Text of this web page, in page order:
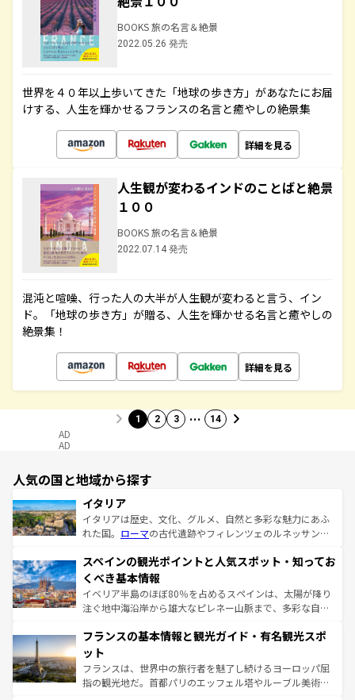
BOOKS 旅の名言＆絶景
2022.05.26 発売
世界を４０年以上歩いてきた「地球の歩き方」があなたにお届
けする、人生を輝かせるフランスの名言と癒やしの絶景集
詳細を見る
人生観が変わるインドのことばと絶景
１００
BOOKS 旅の名言＆絶景
2022.07.14 発売
混沌と喧噪、行った人の大半が人生観が変わると言う、イン
ド。「地球の歩き方」が贈る、人生を輝かせる名言と癒やしの
絶景集！
詳細を見る
1 2 3 … 14
AD
AD
人気の国と地域から探す
イタリア
イタリアは歴史、文化、グルメ、自然と多彩な魅力にあふ
れた国。 ローマの古代遺跡やフィレンツェのルネッサンス
ろん、トスカーナの美しい田園風景やアマルフィ海岸の絶
景など、自然景観も見逃せない。観光の合間には、本場の
ピザやパスタなど、絶品のイタリア料理を堪能することも
できる。朝目覚めてから夜眠るまで、すべての瞬間を楽し
なお、新着のイタリア情報はコンテンツ一覧を参照してほ
しい。
スペインの観光ポイントと人気スポット・知ってお
くべき基本情報
イベリア半島のほぼ80％を占めるスペインは、太陽が降り
注ぐ地中海沿岸から雄大なピレネー山脈まで、多彩な自然
文化が根付くこの国では、情熱的なフラメンコ、熱気あふ
れる闘牛、そして美味しいタパスが生活の一部となってい
る。首都マドリードの洗練された雰囲気や、バルセロナの
アートに溢れた街角から、地方では古代ローマ遺跡や中世
フランスの基本情報と観光ガイド・有名観光スポ
ット
フランスは、世界中の旅行者を魅了し続けるヨーロッパ屈
指の観光地だ。首都パリのエッフェル塔やルーブル美術館